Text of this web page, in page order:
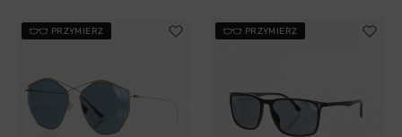
PRZYMIERZ PRZYMIERZ